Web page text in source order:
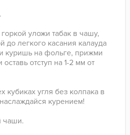
уложи табак в чашу,
до легкого касания калауда
куришь на фольге, прижми
отступ на 1-2 мм от
кубиках угля без колпака в
курением!
чаши.